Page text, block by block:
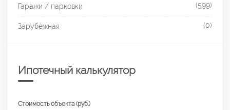
Гаражи / парковки (599)
Зарубежная (0)
Ипотечный калькулятор
Стоимость объекта (руб.)